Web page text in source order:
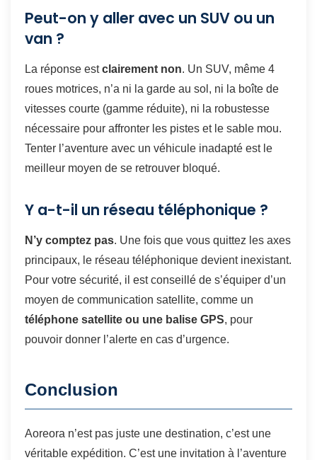
Peut-on y aller avec un SUV ou un
van ?
La réponse estclairement non. Un SUV, même 4
roues motrices, n’a ni la garde au sol, ni la boîte de
vitesses courte (gamme réduite), ni la robustesse
nécessaire pour affronter les pistes et le sable mou.
Tenter l’aventure avec un véhicule inadapté est le
meilleur moyen de se retrouver bloqué.
Y a-t-il un réseau téléphonique ?
N’y comptez pas. Une fois que vous quittez les axes
principaux, le réseau téléphonique devient inexistant.
Pour votre sécurité, il est conseillé de s’équiper d’un
moyen de communication satellite, comme un
téléphone satellite ou une balise GPS, pour
pouvoir donner l’alerte en cas d’urgence.
Conclusion
Aoreora n’est pas juste une destination, c’est une
véritable expédition. C’est une invitation à l’aventure